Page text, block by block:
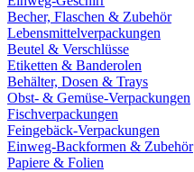
Becher, Flaschen & Zubehör
Lebensmittelverpackungen
Beutel & Verschlüsse
Etiketten & Banderolen
Behälter, Dosen & Trays
Obst- & Gemüse-Verpackungen
Fischverpackungen
Feingebäck-Verpackungen
Einweg-Backformen & Zubehör
Papiere & Folien